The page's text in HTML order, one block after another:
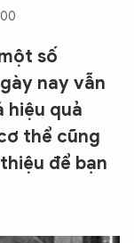
số
nay vẫn
hiệu quả
thể cũng
để bạn